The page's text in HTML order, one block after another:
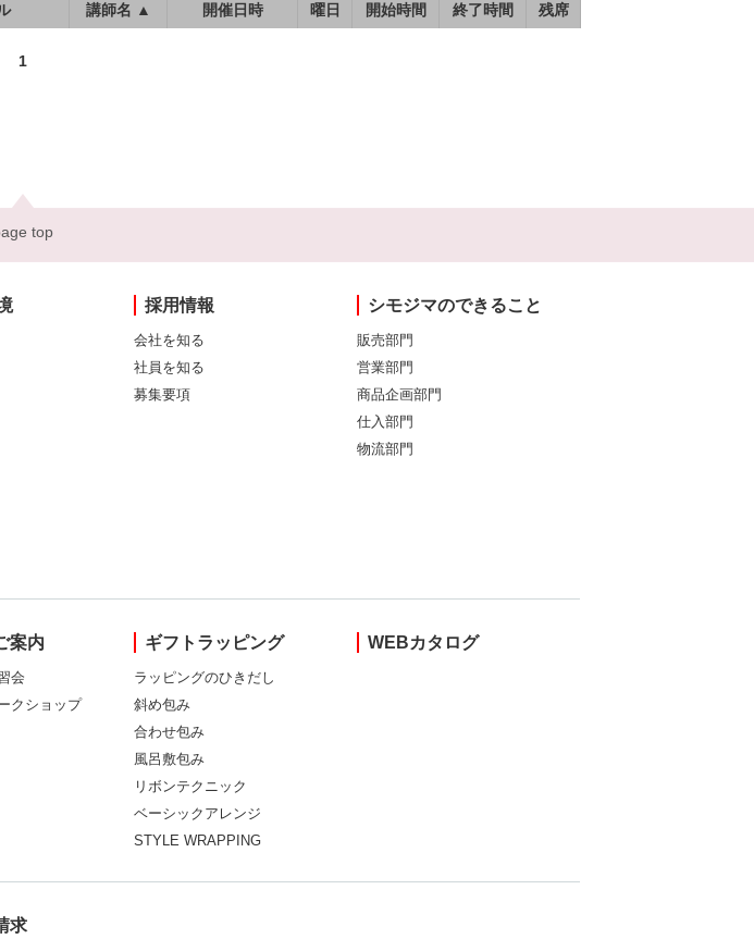
講師名 ▲ 開催日時 曜日 開始時間 終了時間 残席
1
top
採用情報
会社を知る
社員を知る
募集要項
シモジマのできること
販売部門
営業部門
商品企画部門
仕入部門
物流部門
案内
会
クショップ
ギフトラッピング
ラッピングのひきだし
斜め包み
合わせ包み
風呂敷包み
リボンテクニック
ベーシックアレンジ
STYLE WRAPPING
WEBカタログ
求